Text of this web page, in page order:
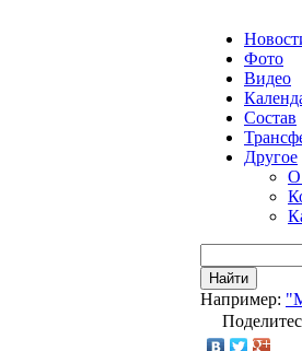
Фото
Видео
Состав
Другое
О
Найти
Например: